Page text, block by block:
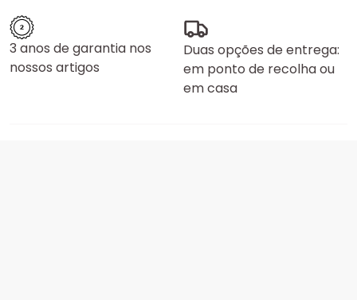
3 anos de garantia nos
nossos artigos
Duas opções de entrega:
em ponto de recolha ou
em casa